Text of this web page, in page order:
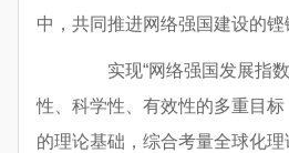
中，共同推进网络强国建设的铿
实现“网络强国发展指数
性、科学性、有效性的多重目
的理论基础，综合考量全球化理